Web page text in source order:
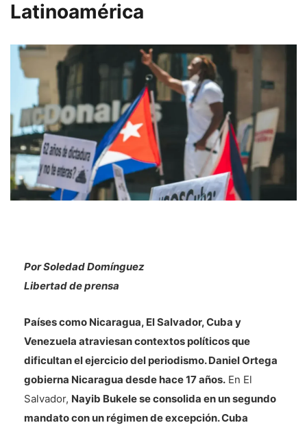
Latinoamérica
Por Soledad Domínguez
Libertad de prensa
Países como Nicaragua, El Salvador, Cuba y
Venezuela atraviesan contextos políticos que
dificultan el ejercicio del periodismo. Daniel Ortega
gobierna Nicaragua desde hace 17 años. En El
Salvador, Nayib Bukele se consolida en un segundo
mandato con un régimen de excepción. Cuba